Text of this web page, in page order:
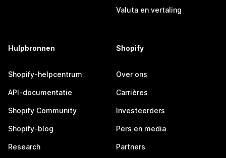
Valuta en vertaling
Hulpbronnen
Shopify-helpcentrum
API-documentatie
Shopify Community
Shopify-blog
Research
Shopify
Over ons
Carrières
Investeerders
Pers en media
Partners